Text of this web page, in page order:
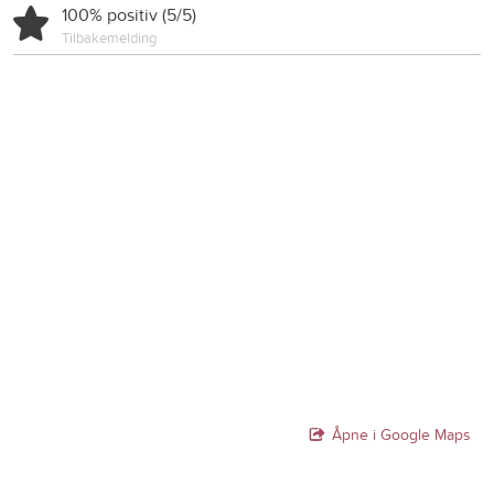
100% positiv (5/5)
Tilbakemelding
Åpne i Google Maps